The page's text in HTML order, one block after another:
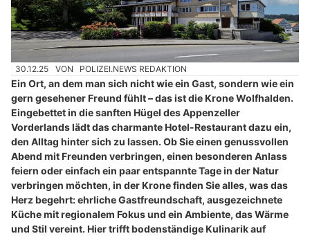
30.12.25 VON POLIZEI.NEWS REDAKTION
Ein Ort, an dem man sich nicht wie ein Gast, sondern wie ein
gern gesehener Freund fühlt – das ist die Krone Wolfhalden.
Eingebettet in die sanften Hügel des Appenzeller
Vorderlands lädt das charmante Hotel-Restaurant dazu ein,
den Alltag hinter sich zu lassen. Ob Sie einen genussvollen
Abend mit Freunden verbringen, einen besonderen Anlass
feiern oder einfach ein paar entspannte Tage in der Natur
verbringen möchten, in der Krone finden Sie alles, was das
Herz begehrt: ehrliche Gastfreundschaft, ausgezeichnete
Küche mit regionalem Fokus und ein Ambiente, das Wärme
und Stil vereint. Hier trifft bodenständige Kulinarik auf